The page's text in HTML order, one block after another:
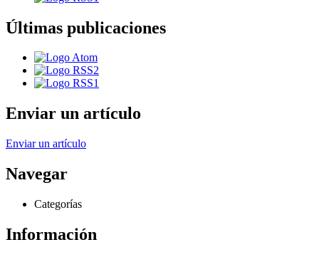
Últimas publicaciones
Enviar un artículo
Enviar un artículo
Navegar
Categorías
Información